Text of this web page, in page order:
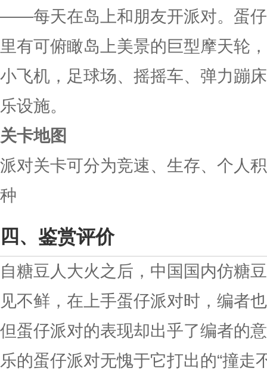
——每天在岛上和朋友开派对。蛋
里有可俯瞰岛上美景的巨型摩天轮
小飞机，足球场、摇摇车、弹力蹦
乐设施。
关卡地图
派对关卡可分为竞速、生存、个人
种
鉴赏评价
自糖豆人大火之后，中国国内仿糖
见不鲜，在上手蛋仔派对时，编者
但蛋仔派对的表现却出乎了编者的
乐的蛋仔派对无愧于它打出的“撞走